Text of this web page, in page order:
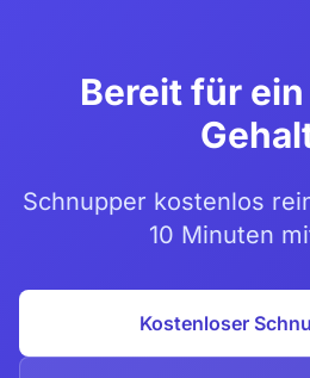
Bereit für
Schnupper kostenlos
10 Minuten
Kostenloser